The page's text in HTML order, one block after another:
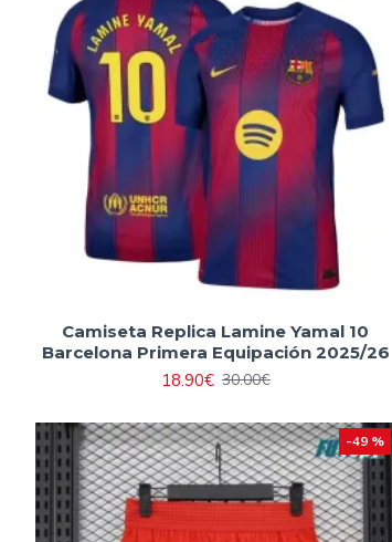
Camiseta Replica Lamine Yamal 10
Barcelona Primera Equipación 2025/26
18.90€ 30.00€
-49 %